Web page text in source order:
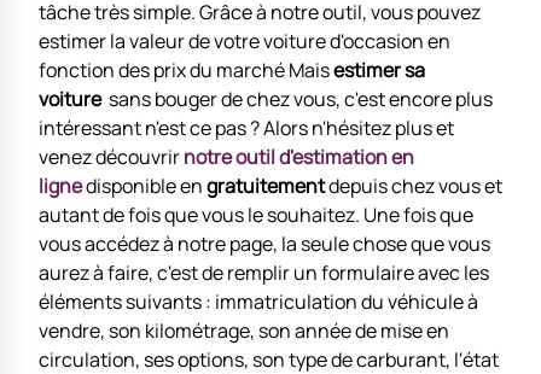
tâche très simple. Grâce à notre outil, vous pouvez
estimer la valeur de votre voiture d'occasion en
fonction des prix du marché Maisestimer sa
voiture sans bouger de chez vous, c'est encore plus
intéressant n'est ce pas ? Alors n'hésitez plus et
venez découvrirnotre outil d'estimation en
lignedisponible engratuitementdepuis chez vous et
autant de fois que vous le souhaitez. Une fois que
vous accédez à notre page, la seule chose que vous
aurez à faire, c'est de remplir un formulaire avec les
éléments suivants : immatriculation du véhicule à
vendre, son kilométrage, son année de mise en
circulation, ses options, son type de carburant, l'état